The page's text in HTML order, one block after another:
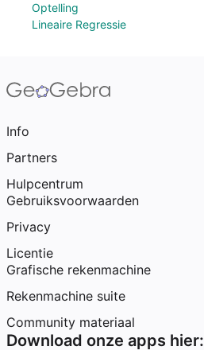
Optelling
Lineaire Regressie
Info
Partners
Hulpcentrum
Gebruiksvoorwaarden
Privacy
Licentie
Grafische rekenmachine
Rekenmachine suite
Community materiaal
Download onze apps hier: